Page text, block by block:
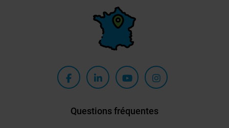
Questions fréquentes